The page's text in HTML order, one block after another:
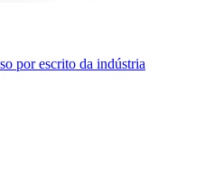
por escrito da indústria